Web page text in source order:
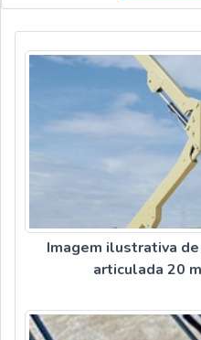
Imagem ilustrativa
articulada 20